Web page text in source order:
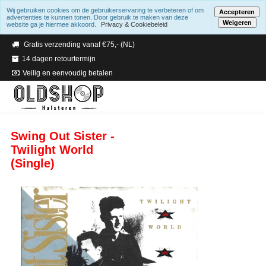
Verzending binnen 2 a 3 werkdagen
Gratis verzending vanaf €75,- (NL)
14 dagen retourtermijn
Veilig en eenvoudig betalen
Swing Out Sister -
Twilight World
(Single)
Wij gebruiken cookies om de gebruikerservaring te verbeteren of om
advertenties te kunnen tonen. Door gebruik te maken van deze
website ga je hiermee akkoord.
Privacy & Cookiebeleid
Accepteren
Weigeren